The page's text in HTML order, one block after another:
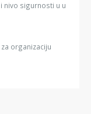
nivo sigurnosti u u
organizaciju